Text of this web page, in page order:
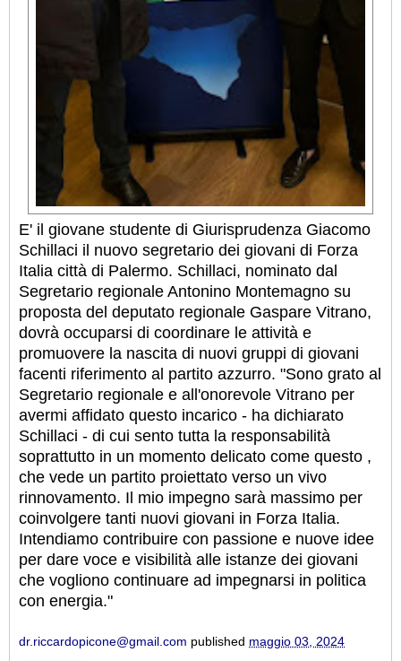
E' il giovane studente di Giurisprudenza Giacomo
Schillaci il nuovo segretario dei giovani di Forza
Italia città di Palermo. Schillaci, nominato dal
Segretario regionale Antonino Montemagno su
proposta del deputato regionale Gaspare Vitrano,
dovrà occuparsi di coordinare le attività e
promuovere la nascita di nuovi gruppi di giovani
facenti riferimento al partito azzurro. "Sono grato al
Segretario regionale e all'onorevole Vitrano per
avermi affidato questo incarico - ha dichiarato
Schillaci - di cui sento tutta la responsabilità
soprattutto in un momento delicato come questo ,
che vede un partito proiettato verso un vivo
rinnovamento. Il mio impegno sarà massimo per
coinvolgere tanti nuovi giovani in Forza Italia.
Intendiamo contribuire con passione e nuove idee
per dare voce e visibilità alle istanze dei giovani
che vogliono continuare ad impegnarsi in politica
con energia."
dr.riccardopicone@gmail.com published maggio 03, 2024